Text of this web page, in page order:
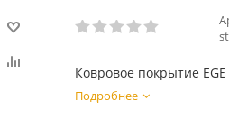
Ковровое покрытие
Подробнее